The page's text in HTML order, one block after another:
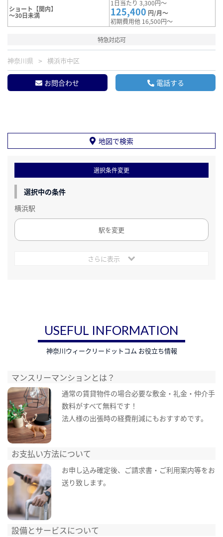
ショート【関内】
～30日未満
1日当たり 3,300円～
125,400 円/月～
初期費用他 16,500円～
特急対応可
神奈川県 横浜市中区
お問合わせ 電話する
地図で検索
選択条件変更
選択中の条件
横浜駅
駅を変更
さらに表示
USEFUL INFORMATION
神奈川ウィークリードットコム お役立ち情報
マンスリーマンションとは？
通常の賃貸物件の場合必要な敷金・礼金・仲介手
数料がすべて無料です！
法人様の出張時の経費削減にもおすすめです。
お支払い方法について
お申し込み確定後、ご請求書・ご利用案内等をお
送り致します。
設備とサービスについて